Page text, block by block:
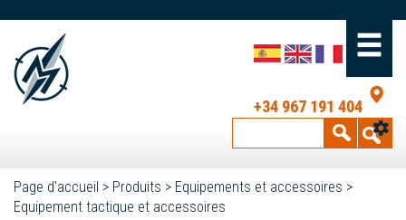
+34 967 191 404
Page d'accueil > Produits > Equipements et accessoires >
Equipement tactique et accessoires